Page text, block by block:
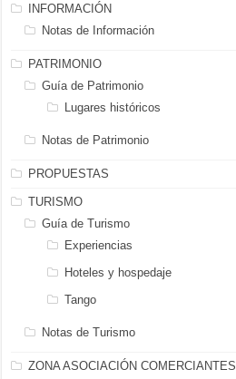
INFORMACIÓN
Notas de Información
PATRIMONIO
Guía de Patrimonio
Lugares históricos
Notas de Patrimonio
PROPUESTAS
TURISMO
Guía de Turismo
Experiencias
Hoteles y hospedaje
Tango
Notas de Turismo
ZONA ASOCIACIÓN COMERCIANTES